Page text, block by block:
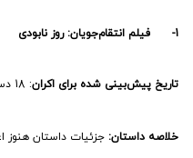
1- فیلم انتقام‌جویان: روز نابودی
تاریخ پیش‌بینی شده برای اکران: 18 دسامبر 2026 (27 آذر 1405)
خلاصه داستان: جزئیات داستان هنوز